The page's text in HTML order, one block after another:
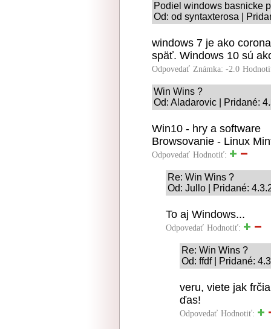
Podiel windows basnicke
Od: od syntaxterosa |
windows 7 je ako
späť. Windows 10 sú
Odpovedať Známka: -2.0
Win Wins ?
Od: Aladarovic | Pridané:
Win10 - hry a software
Browsovanie - Linux
Odpovedať Hodnotiť:
Re: Win Wins ?
Od: Jullo | Pridané:
To aj Windows...
Odpovedať Hodnotiť:
Re: Win Wins ?
Od: ffdf | Pridané:
veru, viete jak
ďas!
Odpovedať Hodnotiť: